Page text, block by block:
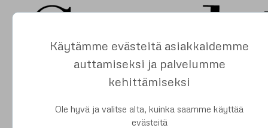
Käytämme evästeitä asiakkaidemme
auttamiseksi ja palvelumme
kehittämiseksi
Ole hyvä ja valitse alta, kuinka saamme käyttää
evästeitä